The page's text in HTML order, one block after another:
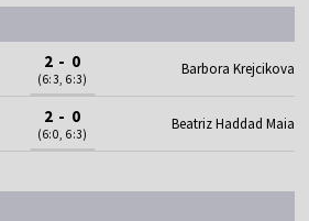
2 - 0
(6:3, 6:3)
Barbora Krejcikova
2 - 0
(6:0, 6:3)
Beatriz Haddad Maia